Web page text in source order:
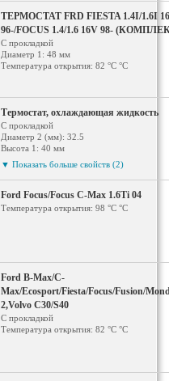
ТЕРМОСТАТ FRD FIESTA 1.4I/1.6I
96-/FOCUS 1.4/1.6 16V 98-
С прокладкой
Диаметр 1: 48 мм
Температура открытия: 82 °С °C
Термостат, охлаждающая жидкость
С прокладкой
Диаметр 2 (мм): 32.5
Высота 1: 40 мм
Температура открытия: 89 °С °C
Тип корпуса: Пластмассовый корпус
▼ Показать больше свойств (2)
Ford Focus/Focus C-Max 1.6Ti 04
Температура открытия: 98 °С °C
Ford B-Max/C-
Max/Ecosport/Fiesta/Focus/Fusion/
2,Volvo C30/S40
С прокладкой
Температура открытия: 82 °С °C